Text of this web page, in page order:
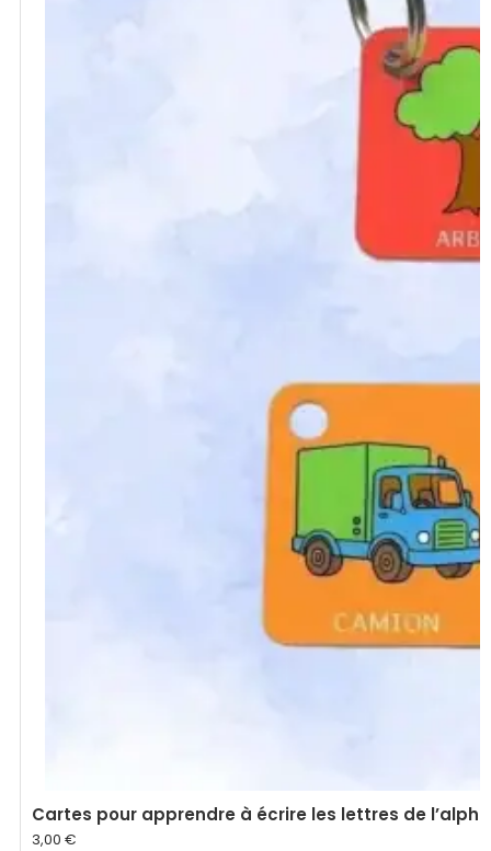
Cartes pour apprendre à écrire les lettres de
3,00 €